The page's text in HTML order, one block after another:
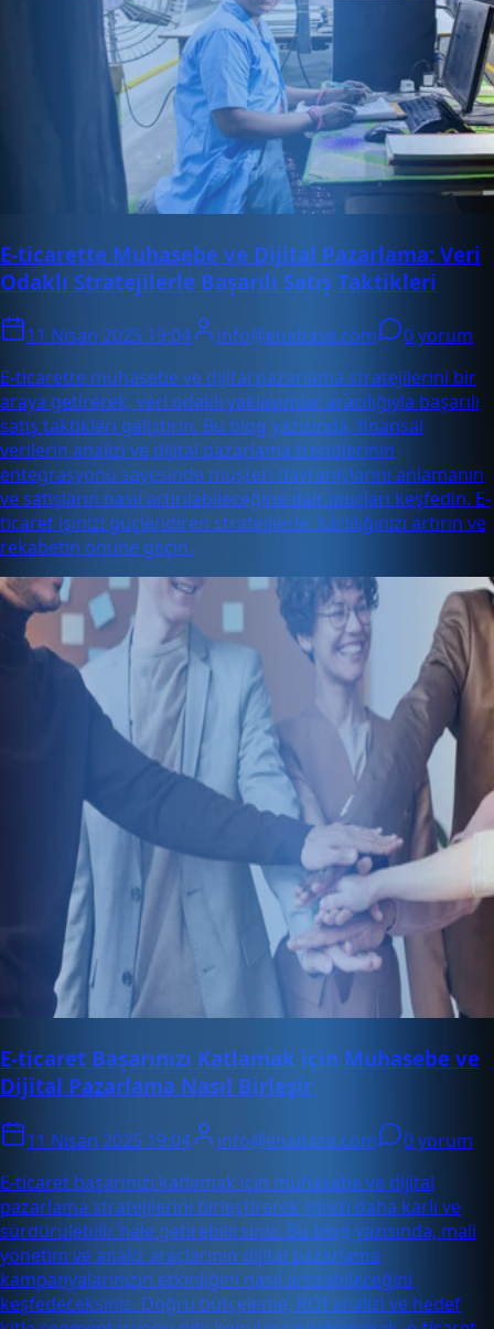
E-ticarette Muhasebe ve Dijital Pazarlama: Veri
Odaklı Stratejilerle Başarılı Satış Taktikleri
11 Nisan 2025 19:04 info@enabase.com
0 yorum
E-ticarette muhasebe ve dijital pazarlama stratejilerini bir
araya getirerek, veri odaklı yaklaşımlar aracılığıyla başarılı
satış taktikleri geliştirin. Bu blog yazısında, finansal
verilerin analizi ve dijital pazarlama trendlerinin
entegrasyonu sayesinde müşteri davranışlarını anlamanın
ve satışların nasıl artırılabileceğine dair ipuçları keşfedin. E-
ticaret işinizi güçlendiren stratejilerle, kârlılığınızı artırın ve
rekabetin önüne geçin.
E-ticaret Başarınızı Katlamak için Muhasebe ve
Dijital Pazarlama Nasıl Birleşir
11 Nisan 2025 19:04 info@enabase.com
0 yorum
E-ticaret başarınızı katlamak için muhasebe ve dijital
pazarlama stratejilerini birleştirerek işinizi daha karlı ve
sürdürülebilir hale getirebilirsiniz. Bu blog yazısında, mali
yönetim ve analiz araçlarının dijital pazarlama
kampanyalarınızın etkinliğini nasıl artırabileceğini
keşfedeceksiniz. Doğru bütçeleme, ROI analizi ve hedef